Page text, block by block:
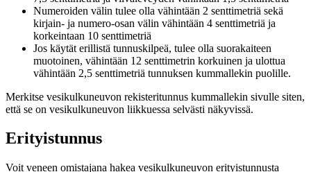
Numeroiden välin tulee olla vähintään 2 senttimetriä sekä
kirjain- ja numero-osan välin vähintään 4 senttimetriä ja
korkeintaan 10 senttimetriä
Jos käytät erillistä tunnuskilpeä, tulee olla suorakaiteen
muotoinen, vähintään 12 senttimetrin korkuinen ja ulottua
vähintään 2,5 senttimetriä tunnuksen kummallekin puolille.
Merkitse vesikulkuneuvon rekisteritunnus kummallekin sivulle siten,
että se on vesikulkuneuvon liikkuessa selvästi näkyvissä.
Erityistunnus
Voit veneen omistajana hakea vesikulkuneuvon erityistunnusta